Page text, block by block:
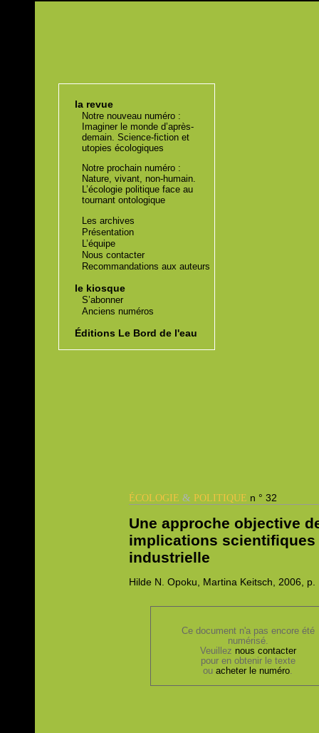
la revue
Notre nouveau numéro :
Imaginer le monde d’après-
demain. Science-fiction et
utopies écologiques
Notre prochain numéro :
Nature, vivant, non-humain.
L’écologie politique face au
tournant ontologique
Les archives
Présentation
L’équipe
Nous contacter
Recommandations aux auteurs
le kiosque
S’abonner
Anciens numéros
Éditions Le Bord de l'eau
ÉCOLOGIE& POLITIQUE n ° 32
Une approche objective
implications scientifiques
industrielle
Hilde N. Opoku, Martina Keitsch, 2006, p.
Ce document n'a pas encore été
numérisé.
Veuillez nous contacter
pour en obtenir le texte
ouacheter le numéro.